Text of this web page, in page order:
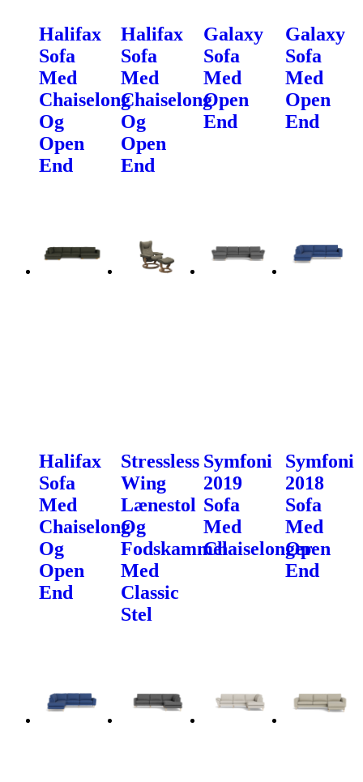
Halifax
Sofa
Med
Chaiselong
Og
Open
End
Halifax
Sofa
Med
Chaiselong
Og
Open
End
Galaxy
Sofa
Med
Open
End
Galaxy
Sofa
Med
Open
End
Halifax
Sofa
Med
Chaiselong
Og
Open
End
Stressless
Wing
Lænestol
Og
Fodskammel
Med
Classic
Stel
Symfoni
2019
Sofa
Med
Chaiselonger
Symfoni
2018
Sofa
Med
Open
End